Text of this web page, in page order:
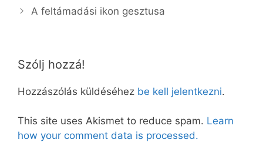
A feltámadási ikon gesztusa
Szólj hozzá!
Hozzászólás küldéséhez be kell jelentkezni.
This site uses Akismet to reduce spam. Learn
how your comment data is processed.